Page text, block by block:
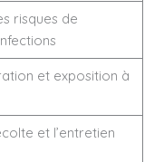
risques de
et exposition à
et l’entretien